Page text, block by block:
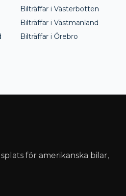
Bilträffar i Västerbotten
Bilträffar i Västmanland
Bilträffar i Örebro
för amerikanska bilar,